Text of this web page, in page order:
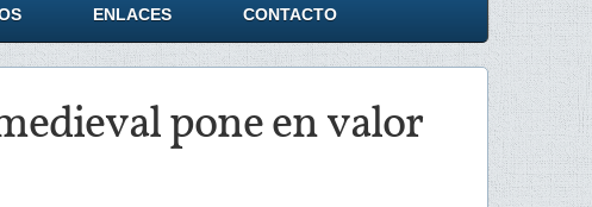
ENLACES CONTACTO
pone en valor